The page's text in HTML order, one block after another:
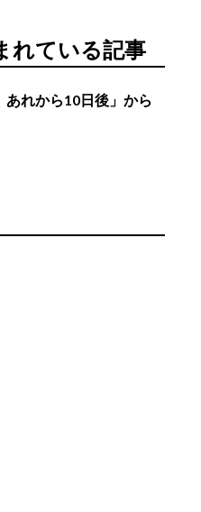
れている記事
れから10日後」から